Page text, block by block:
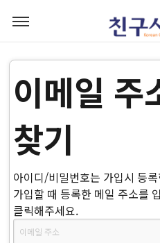
이메일 주
찾기
아이디/비밀번호는 가입시 등
가입할 때 등록한 메일 주소를
클릭해주세요.